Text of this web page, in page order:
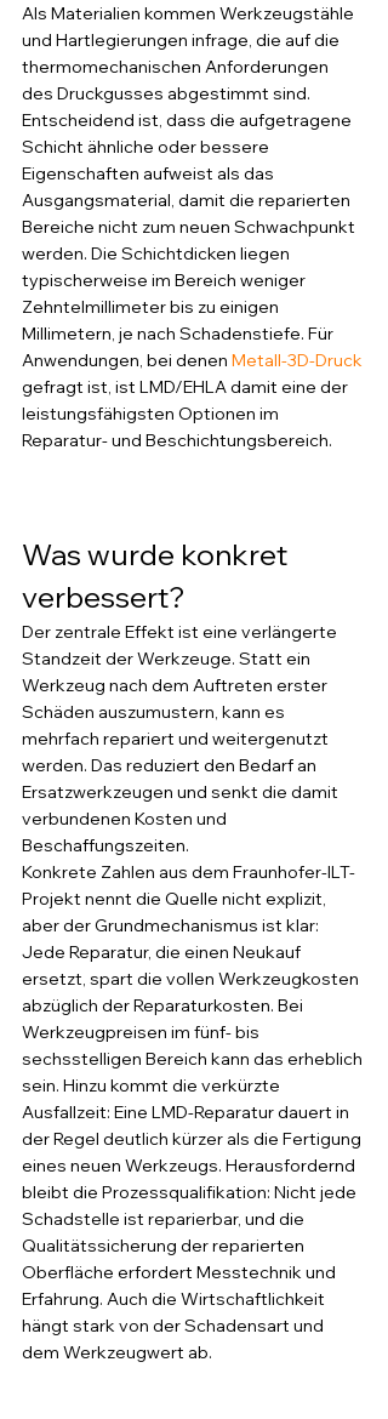
Als Materialien kommen Werkzeugstähle
und Hartlegierungen infrage, die auf die
thermomechanischen Anforderungen
des Druckgusses abgestimmt sind.
Entscheidend ist, dass die aufgetragene
Schicht ähnliche oder bessere
Eigenschaften aufweist als das
Ausgangsmaterial, damit die reparierten
Bereiche nicht zum neuen Schwachpunkt
werden. Die Schichtdicken liegen
typischerweise im Bereich weniger
Zehntelmillimeter bis zu einigen
Millimetern, je nach Schadenstiefe. Für
Anwendungen, bei denen Metall-3D-Druck
gefragt ist, ist LMD/EHLA damit eine der
leistungsfähigsten Optionen im
Reparatur- und Beschichtungsbereich.
Was wurde konkret
verbessert?
Der zentrale Effekt ist eine verlängerte
Standzeit der Werkzeuge. Statt ein
Werkzeug nach dem Auftreten erster
Schäden auszumustern, kann es
mehrfach repariert und weitergenutzt
werden. Das reduziert den Bedarf an
Ersatzwerkzeugen und senkt die damit
verbundenen Kosten und
Beschaffungszeiten.
Konkrete Zahlen aus dem Fraunhofer-ILT-
Projekt nennt die Quelle nicht explizit,
aber der Grundmechanismus ist klar:
Jede Reparatur, die einen Neukauf
ersetzt, spart die vollen Werkzeugkosten
abzüglich der Reparaturkosten. Bei
Werkzeugpreisen im fünf- bis
sechsstelligen Bereich kann das erheblich
sein. Hinzu kommt die verkürzte
Ausfallzeit: Eine LMD-Reparatur dauert in
der Regel deutlich kürzer als die Fertigung
eines neuen Werkzeugs. Herausfordernd
bleibt die Prozessqualifikation: Nicht jede
Schadstelle ist reparierbar, und die
Qualitätssicherung der reparierten
Oberfläche erfordert Messtechnik und
Erfahrung. Auch die Wirtschaftlichkeit
hängt stark von der Schadensart und
dem Werkzeugwert ab.